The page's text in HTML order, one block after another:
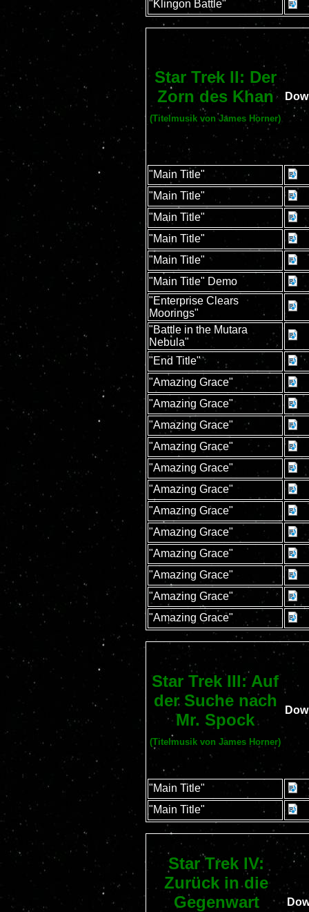
"Klingon Battle"
Star Trek II: Der
Zorn des Khan
(Titelmusik von James Horner)
"Main Title"
"Main Title"
"Main Title"
"Main Title"
"Main Title"
"Main Title" Demo
"Enterprise Clears
Moorings"
"Battle in the Mutara
Nebula"
"End Title"
"Amazing Grace"
"Amazing Grace"
"Amazing Grace"
"Amazing Grace"
"Amazing Grace"
"Amazing Grace"
"Amazing Grace"
"Amazing Grace"
"Amazing Grace"
"Amazing Grace"
"Amazing Grace"
"Amazing Grace"
Star Trek III: Auf
der Suche nach
Mr. Spock
(Titelmusik von James Horner)
"Main Title"
"Main Title"
Star Trek IV:
Zurück in die
Gegenwart